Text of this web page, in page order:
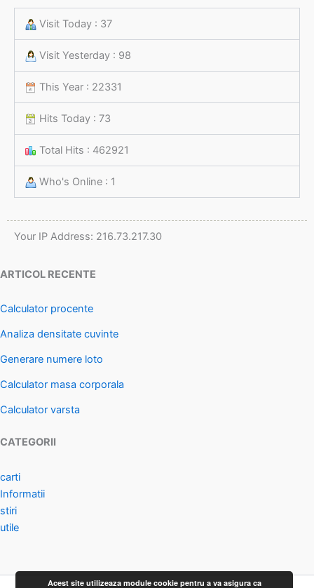
Visit Today : 37
Visit Yesterday : 98
This Year : 22331
Hits Today : 73
Total Hits : 462921
Who's Online : 1
Your IP Address: 216.73.217.30
ARTICOL RECENTE
Calculator procente
Analiza densitate cuvinte
Generare numere loto
Calculator masa corporala
Calculator varsta
CATEGORII
carti
Informatii
stiri
utile
Acest site utilizeaza module cookie pentru a va asigura ca